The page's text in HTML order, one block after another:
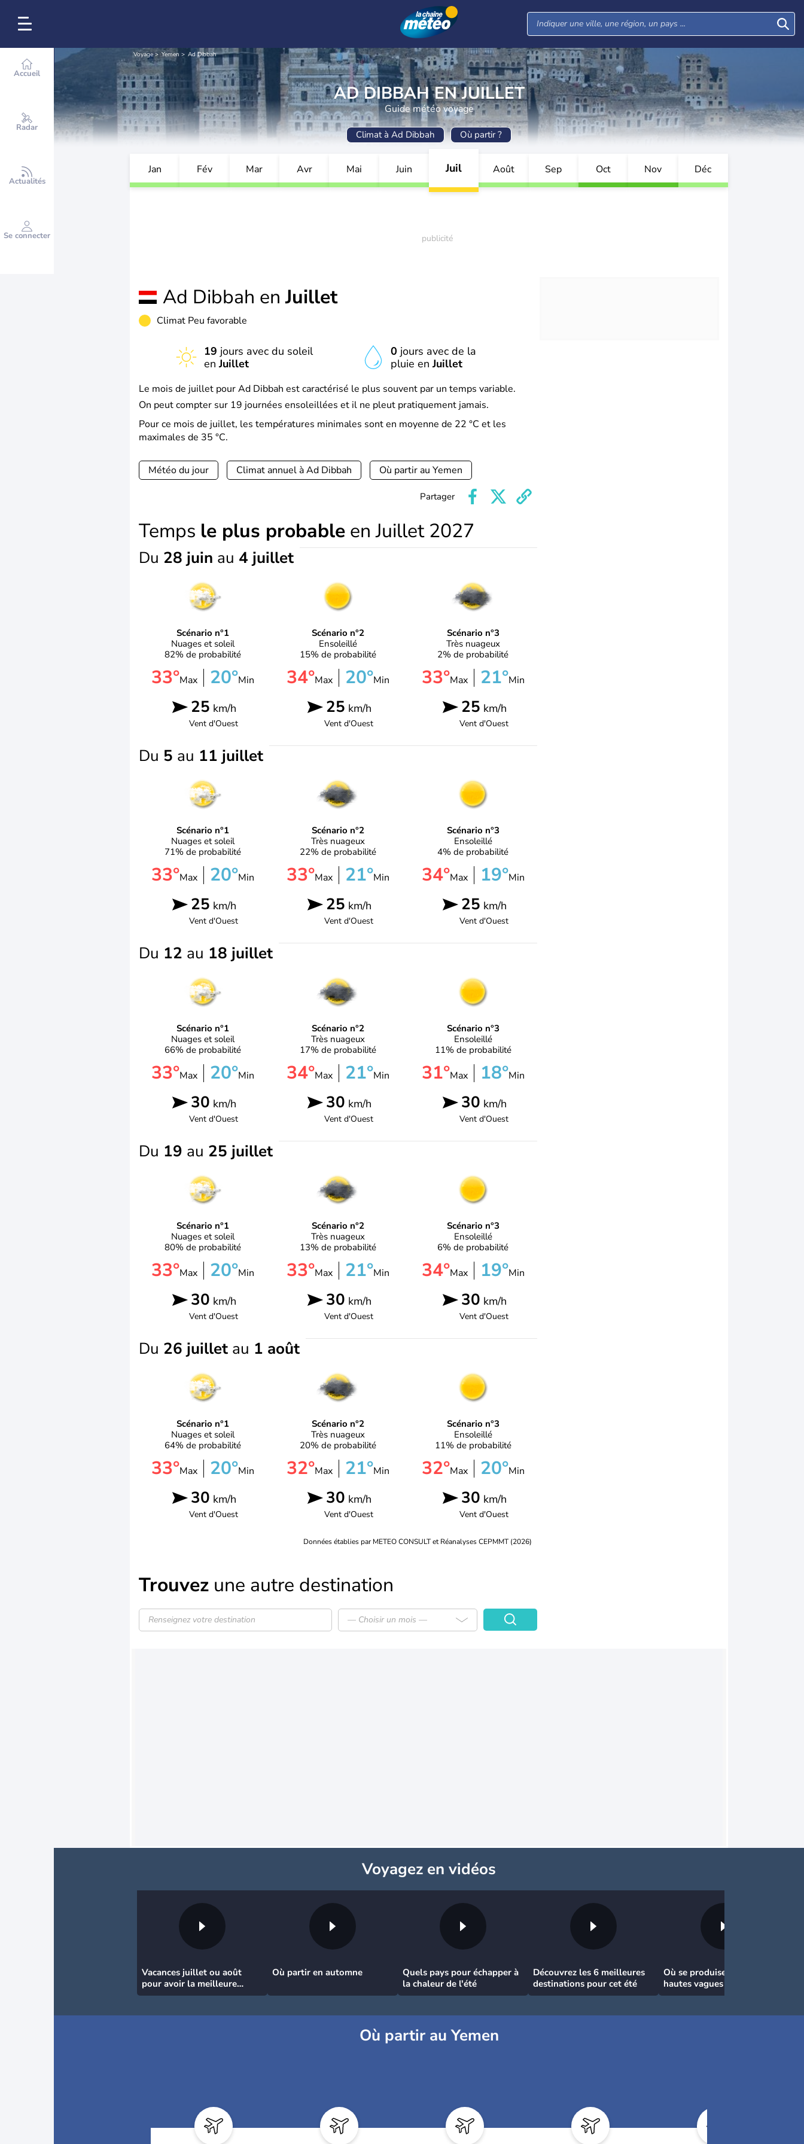
Accueil
Radar
Actualités
Se connecter
Voyage Yemen Ad Dibbah
AD DIBBAH EN JUILLET
Guide météo voyage
Climat à Ad Dibbah Où partir ?
Jan Fév Mar Avr Mai Juin Juil Août Sep Oct Nov Déc
Ad Dibbah enJuillet
Climat Peu favorable
19 jours avec du soleil
enJuillet
0 jours avec de la
pluie enJuillet
Le mois de juillet pour Ad Dibbah est caractérisé le plus souvent par un temps variable.
On peut compter sur 19 journées ensoleillées et il ne pleut pratiquement jamais.
Pour ce mois de juillet, les températures minimales sont en moyenne de 22 °C et les
maximales de 35 °C.
Météo du jour Climat annuel à Ad Dibbah Où partir au Yemen
Partager
Temps le plus probable en Juillet 2027
Du 28 juin au 4 juillet
Scénario n°1
Nuages et soleil
82% de probabilité
33°Max 20°Min
25 km/h
Vent d'Ouest
Scénario n°2
Ensoleillé
15% de probabilité
34°Max 20°Min
25 km/h
Vent d'Ouest
Scénario n°3
Très nuageux
2% de probabilité
33°Max 21°Min
25 km/h
Vent d'Ouest
Du 5 au 11 juillet
Scénario n°1
Nuages et soleil
71% de probabilité
33°Max 20°Min
25 km/h
Vent d'Ouest
Scénario n°2
Très nuageux
22% de probabilité
33°Max 21°Min
25 km/h
Vent d'Ouest
Scénario n°3
Ensoleillé
4% de probabilité
34°Max 19°Min
25 km/h
Vent d'Ouest
Du 12 au 18 juillet
Scénario n°1
Nuages et soleil
66% de probabilité
33°Max 20°Min
30 km/h
Vent d'Ouest
Scénario n°2
Très nuageux
17% de probabilité
34°Max 21°Min
30 km/h
Vent d'Ouest
Scénario n°3
Ensoleillé
11% de probabilité
31°Max 18°Min
30 km/h
Vent d'Ouest
Du 19 au 25 juillet
Scénario n°1
Nuages et soleil
80% de probabilité
33°Max 20°Min
30 km/h
Vent d'Ouest
Scénario n°2
Très nuageux
13% de probabilité
33°Max 21°Min
30 km/h
Vent d'Ouest
Scénario n°3
Ensoleillé
6% de probabilité
34°Max 19°Min
30 km/h
Vent d'Ouest
Du 26 juillet au 1 août
Scénario n°1
Nuages et soleil
64% de probabilité
33°Max 20°Min
30 km/h
Vent d'Ouest
Scénario n°2
Très nuageux
20% de probabilité
32°Max 21°Min
30 km/h
Vent d'Ouest
Scénario n°3
Ensoleillé
11% de probabilité
32°Max 20°Min
30 km/h
Vent d'Ouest
Données établies par METEO CONSULT et Réanalyses CEPMMT (2026)
Trouvez une autre destination
— Choisir un mois —
Voyagez en vidéos
Vacances juillet ou août
pour avoir la meilleure
météo
Où partir en automne
Quels pays pour échapper à
la chaleur de l'été
Découvrez les 6 meilleures
destinations pour cet été
Où se produisent les plus
hautes vagues en France
Où partir au Yemen